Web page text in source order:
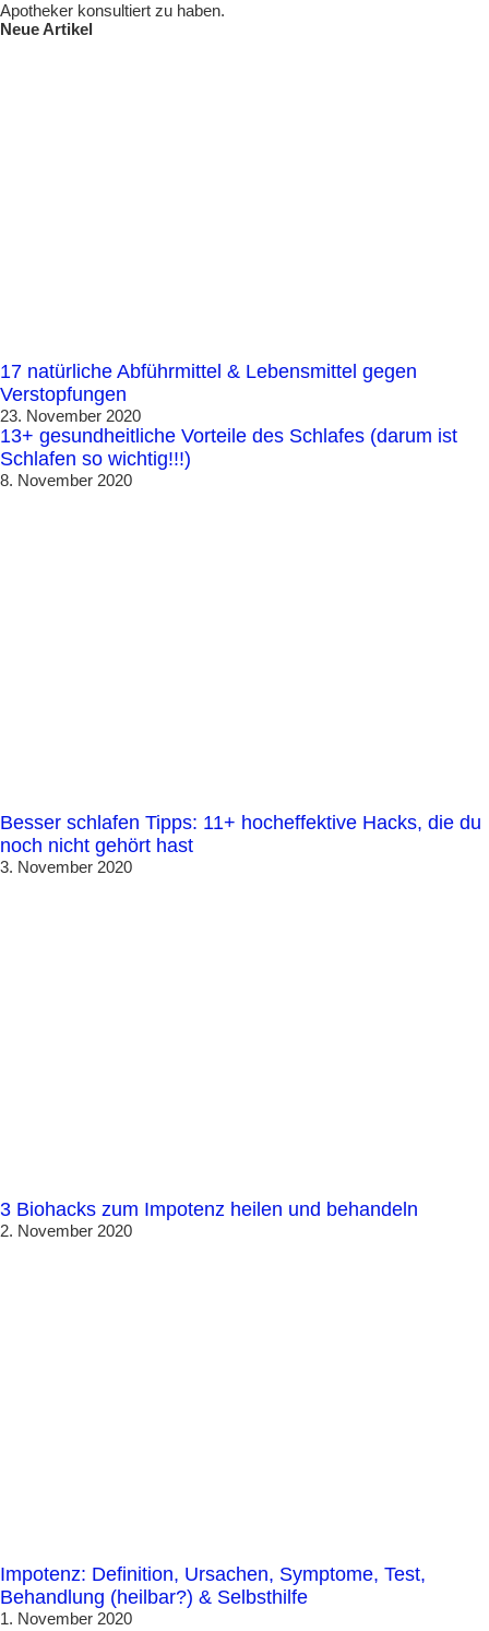
Apotheker konsultiert zu haben.
Neue Artikel
17 natürliche Abführmittel & Lebensmittel gegen
Verstopfungen
23. November 2020
13+ gesundheitliche Vorteile des Schlafes (darum ist
Schlafen so wichtig!!!)
8. November 2020
Besser schlafen Tipps: 11+ hocheffektive Hacks, die du
noch nicht gehört hast
3. November 2020
3 Biohacks zum Impotenz heilen und behandeln
2. November 2020
Impotenz: Definition, Ursachen, Symptome, Test,
Behandlung (heilbar?) & Selbsthilfe
1. November 2020